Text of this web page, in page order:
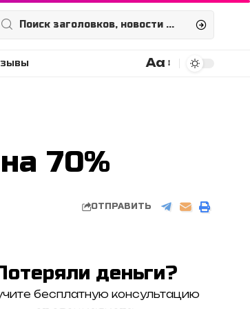
Размера
Aa
70%
ОТПРАВИТЬ
деньги?
бесплатную консультацию